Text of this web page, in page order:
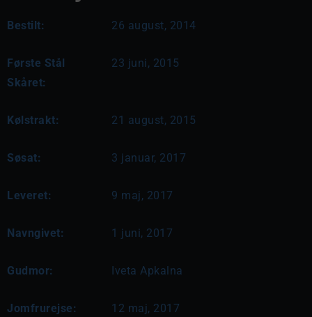
Bestilt: 26 august, 2014
Første Stål
Skåret:
23 juni, 2015
Kølstrakt: 21 august, 2015
Søsat: 3 januar, 2017
Leveret: 9 maj, 2017
Navngivet: 1 juni, 2017
Gudmor: Iveta Apkalna
Jomfrurejse: 12 maj, 2017